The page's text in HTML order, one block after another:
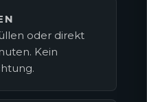
oder direkt
Kein